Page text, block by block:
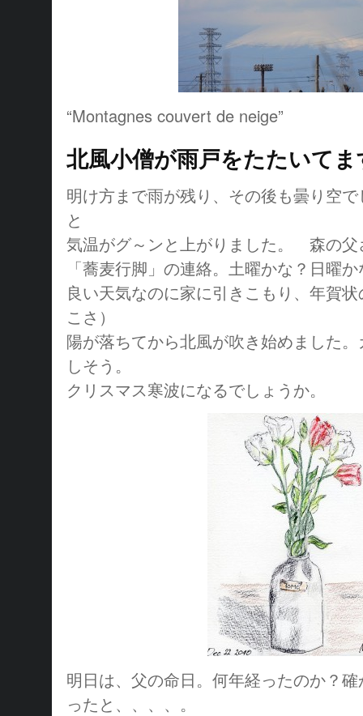
“Montagnes couvert de neige”
北風小僧が雨戸をたたいてま
明け方まで雨が残り、その後も曇り空
と
気温がグ～ンと上がりました。 森の父
「蕎麦行脚」の連絡。土曜かな？日曜
良い天気なのに家に引きこもり、年賀
こさ）
陽が落ちてから北風が吹き始めました
しそう。
クリスマス寒波になるでしょうか。
明日は、父の命日。何年経ったのか？
ったと、、、、。